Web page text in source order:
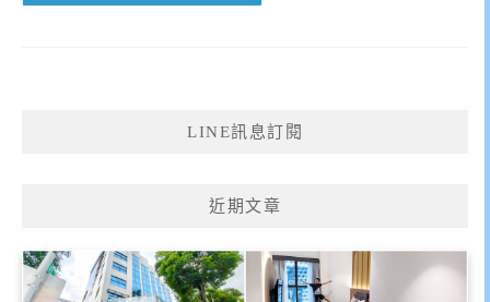
LINE訊息訂閱
近期文章